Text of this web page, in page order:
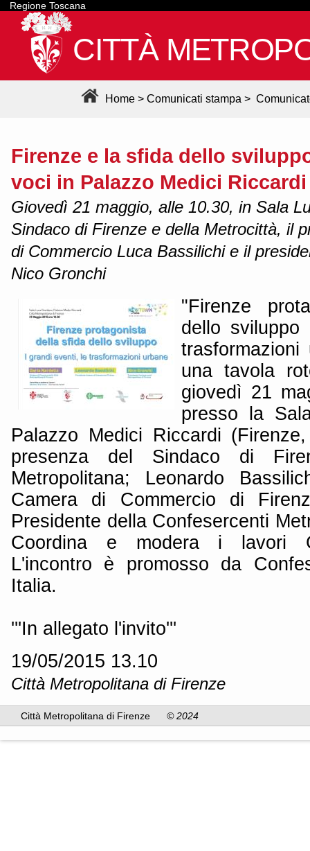
Regione Toscana
CITTÀ
Home > Comunicati stampa >
Firenze e la sfida dello
voci in Palazzo Medici Riccardi
Giovedì 21 maggio, alle 10.30, in Sala
Sindaco di Firenze e della Metrocittà, il
di Commercio Luca Bassilichi e il
Nico Gronchi
"Firenze
dello
una tavola
giovedì 21
presso la
Palazzo Medici Riccardi
presenza del Sindaco di
Metropolitana; Leonardo
Camera di Commercio di
Presidente della Confesercenti
Coordina e modera i lavori
L'incontro è promosso da
Italia.
'''In allegato l'invito'''
19/05/2015 13.10
Città Metropolitana di Firenze
Città Metropolitana di Firenze © 2024